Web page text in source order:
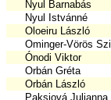
Nyul Barnabás
Nyul Istvánné
Oloeiru László
Ominger-Vörös
Ónodi Viktor
Orbán Gréta
Orbán László
Paksiová Julianna